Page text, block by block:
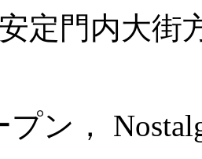
定門内大街
ン，